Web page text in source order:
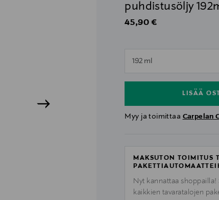
puhdistusöljy
Original Price
45,90 €
192 ml
LISÄÄ
null
Myy ja toimittaa Carpelan
MAKSUTON TOIMITUS
Nyt kannattaa
kaikkien tavaratalojen